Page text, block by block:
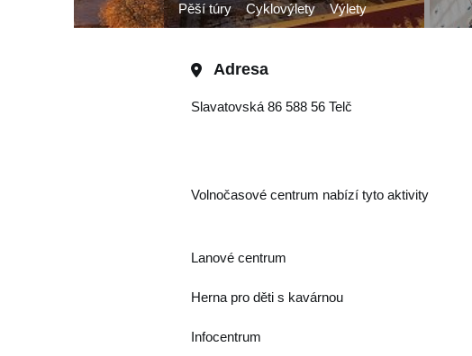
Adresa
Slavatovská 86 588 56 Telč
Volnočasové centrum nabízí tyto aktivity
Lanové centrum
Herna pro děti s kavárnou
Infocentrum
Pěší túry
Cyklovýlety Výlety